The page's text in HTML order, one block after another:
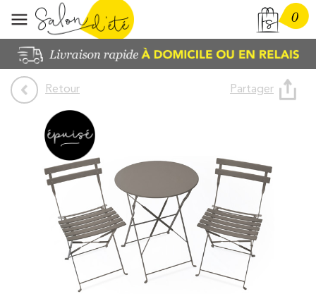
0
Retour Partager